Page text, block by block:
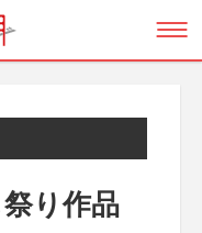
り作品